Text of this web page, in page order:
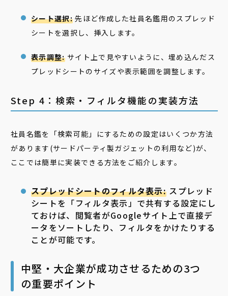
シート選択:先ほど作成した社員名鑑用のスプレッド
シートを選択し、挿入します。
表示調整:サイト上で見やすいように、埋め込んだス
プレッドシートのサイズや表示範囲を調整します。
Step 4：検索・フィルタ機能の実装方法
社員名鑑を「検索可能」にするための設定はいくつか方法
があります(サードパーティ製ガジェットの利用など)が、
ここでは簡単に実装できる方法をご紹介します。
スプレッドシートのフィルタ表示: スプレッド
シートを「フィルタ表示」で共有する設定にし
ておけば、閲覧者がGoogleサイト上で直接デ
ータをソートしたり、フィルタをかけたりする
ことが可能です。
中堅・大企業が成功させるための3つ
の重要ポイント